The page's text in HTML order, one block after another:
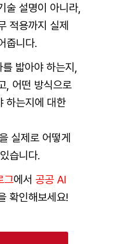
술 설명이 아니라,
적용까지 실제
줍니다.
밟아야 하는지,
, 어떤 방식으로
하는지에 대한
실제로 어떻게
습니다.
그에서 공공 AI
확인해보세요!